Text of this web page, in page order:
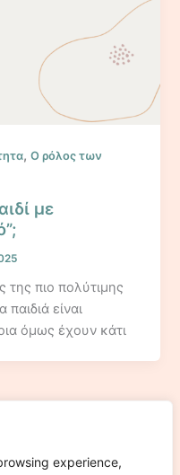
experience,
,Ο ρόλος των
με
της πιο πολύτιμης
είναι
όμως έχουν κάτι